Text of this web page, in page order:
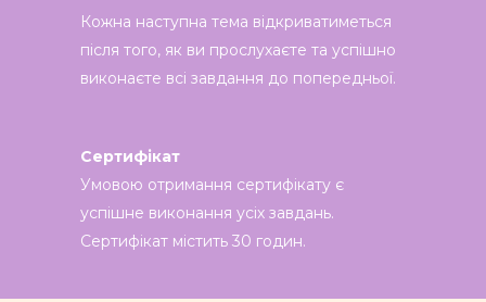
Кожна наступна тема відкриватиметься
після того, як ви прослухаєте та успішно
виконаєте всі завдання до попередньої.
Сертифікат
Умовою отримання сертифікату є
успішне виконання усіх завдань.
Сертифікат містить 30 годин.